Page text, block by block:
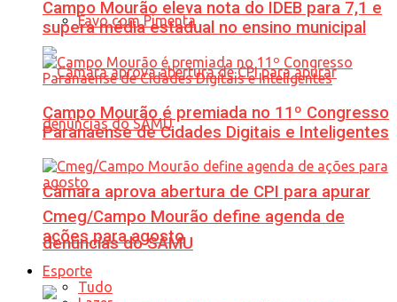
Favo com Pimenta
Câmara aprova abertura de CPI para apurar
denúncias do SAMU
Campo Mourão eleva nota do IDEB para 7,1 e
supera média estadual no ensino municipal
Campo Mourão é premiada no 11º Congresso
Paranaense de Cidades Digitais e Inteligentes
Cmeg/Campo Mourão define agenda de
ações para agosto
Esporte
Tudo